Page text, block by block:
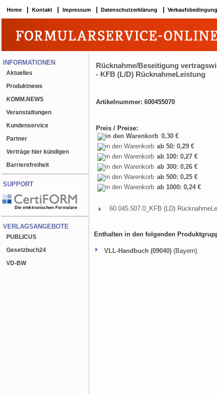
Home Kontakt Impressum Datenschutzerklärung
INFORMATIONEN
Aktuelles
Produktnews
KOMM.NEWS
Veranstaltungen
Kundenservice
Partner
Verträge hier kündigen
Barrierefreiheit
SUPPORT
VERLAGSANGEBOTE
PUBLICUS
Gesetzbuch24
VD-BW
Rücknahme/Beseitigung
- KFB (L/D) RücknahmeLeistung
Artikelnummer: 600455070
Preis / Preise:
0,30 €
ab 50: 0,29 €
ab 100: 0,27 €
ab 300: 0,26 €
ab 500: 0,25 €
ab 1000: 0,24 €
60.045.507.0_KFB (LD)
Enthalten in den folgenden
VLL-Handbuch (09040) (Bayern)